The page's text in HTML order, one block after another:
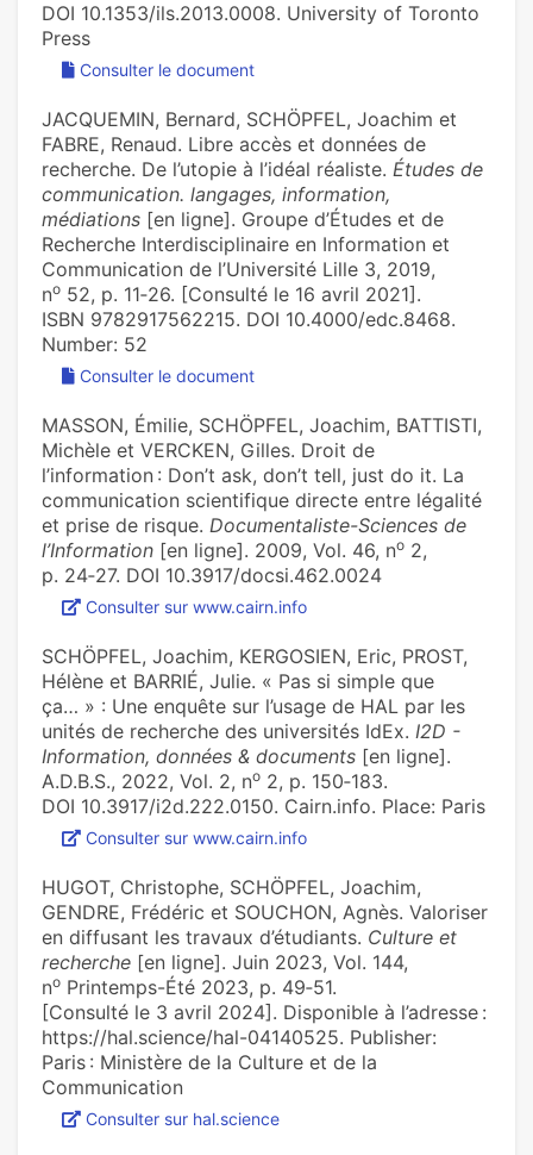
DOI 10.1353/ils.2013.0008. University of Toronto
Press
Consulter le document
JACQUEMIN, Bernard, SCHÖPFEL, Joachim et
FABRE, Renaud. Libre accès et données de
recherche. De l’utopie à l’idéal réaliste. Études de
communication. langages, information,
médiations [en ligne]. Groupe d’Études et de
Recherche Interdisciplinaire en Information et
Communication de l’Université Lille 3, 2019,
no 52, p. 11‑26. [Consulté le 16 avril 2021].
ISBN 9782917562215. DOI 10.4000/edc.8468.
Number: 52
Consulter le document
MASSON, Émilie, SCHÖPFEL, Joachim, BATTISTI,
Michèle et VERCKEN, Gilles. Droit de
l’information : Don’t ask, don’t tell, just do it. La
communication scientifique directe entre légalité
et prise de risque. Documentaliste-Sciences de
l’Information [en ligne]. 2009, Vol. 46, no 2,
p. 24‑27. DOI 10.3917/docsi.462.0024
Consulter sur www.cairn.info
SCHÖPFEL, Joachim, KERGOSIEN, Eric, PROST,
Hélène et BARRIÉ, Julie. « Pas si simple que
ça… » : Une enquête sur l’usage de HAL par les
unités de recherche des universités IdEx. I2D -
Information, données & documents [en ligne].
A.D.B.S., 2022, Vol. 2, no 2, p. 150‑183.
DOI 10.3917/i2d.222.0150. Cairn.info. Place: Paris
Consulter sur www.cairn.info
HUGOT, Christophe, SCHÖPFEL, Joachim,
GENDRE, Frédéric et SOUCHON, Agnès. Valoriser
en diffusant les travaux d’étudiants. Culture et
recherche [en ligne]. Juin 2023, Vol. 144,
no Printemps-Été 2023, p. 49‑51.
[Consulté le 3 avril 2024]. Disponible à l’adresse :
https://hal.science/hal-04140525. Publisher:
Paris : Ministère de la Culture et de la
Communication
Consulter sur hal.science